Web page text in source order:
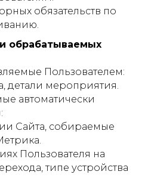
обязательств по
обрабатываемых
Пользователем:
детали мероприятия.
автоматически
Сайта, собираемые
Пользователя на
типе устройства